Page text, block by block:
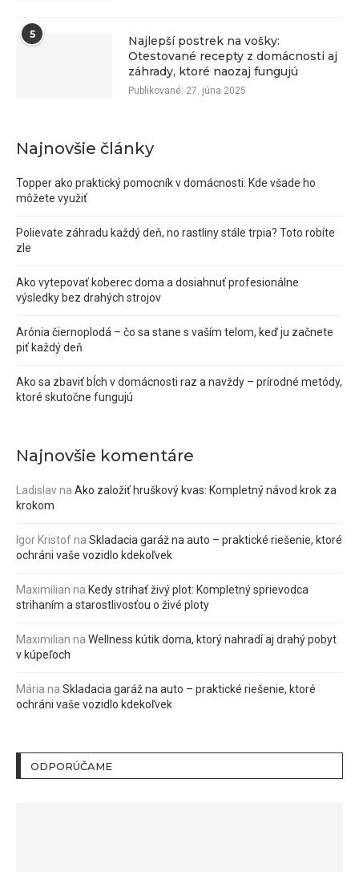
5
Najlepší postrek na vošky:
Otestované recepty z domácnosti aj
záhrady, ktoré naozaj fungujú
Publikované: 27. júna 2025
Najnovšie články
Topper ako praktický pomocník v domácnosti: Kde všade ho
môžete využiť
Polievate záhradu každý deň, no rastliny stále trpia? Toto robíte
zle
Ako vytepovať koberec doma a dosiahnuť profesionálne
výsledky bez drahých strojov
Arónia čiernoplodá – čo sa stane s vaším telom, keď ju začnete
piť každý deň
Ako sa zbaviť bĺch v domácnosti raz a navždy – prírodné metódy,
ktoré skutočne fungujú
Najnovšie komentáre
Ladislavna Ako založiť hruškový kvas: Kompletný návod krok za
krokom
Igor Kristofna Skladacia garáž na auto – praktické riešenie, ktoré
ochráni vaše vozidlo kdekoľvek
Maximilian na Kedy strihať živý plot: Kompletný sprievodca
strihaním a starostlivosťou o živé ploty
Maximilian na Wellness kútik doma, ktorý nahradí aj drahý pobyt
v kúpeľoch
Mária na Skladacia garáž na auto – praktické riešenie, ktoré
ochráni vaše vozidlo kdekoľvek
ODPORÚČAME